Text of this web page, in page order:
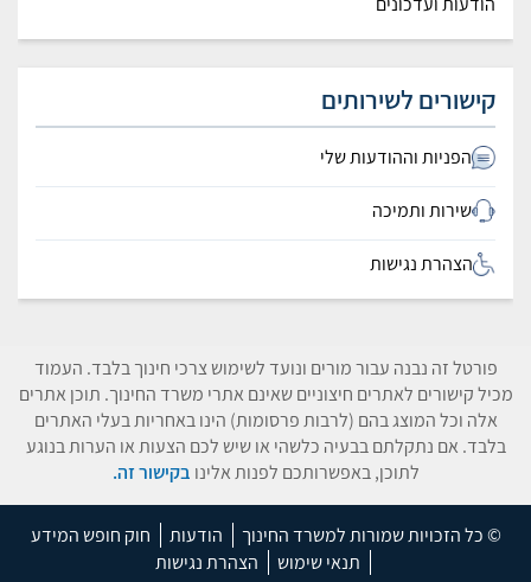
קישורים לשירותים
הפניות וההודעות שלי
שירות ותמיכה
הצהרת נגישות
פורטל זה נבנה עבור מורים ונועד לשימוש צרכי חינוך בלבד. העמוד
מכיל קישורים לאתרים חיצוניים שאינם אתרי משרד החינוך. תוכן אתרים
אלה וכל המוצג בהם (לרבות פרסומות) הינו באחריות בעלי האתרים
בלבד. אם נתקלתם בבעיה כלשהי או שיש לכם הצעות או הערות בנוגע
לתוכן, באפשרותכם לפנות אלינו בקישור זה.
© כל הזכויות שמורות למשרד החינוך הודעות
חוק חופש המידע
תנאי שימוש
הצהרת נגישות